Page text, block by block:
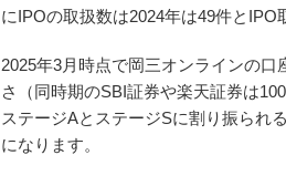
にIPOの取扱数は2024年は49件とIPO
2025年3月時点で岡三オンラインの
さ（同時期のSBI証券や楽天証券は
ステージAとステージSに割り振られ
になります。